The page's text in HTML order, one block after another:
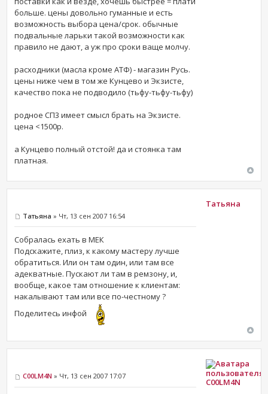
больше. цены довольно гуманные и есть
возможность выбора цена/срок. обычные
подвальные ларьки такой возможности как
правило не дают, а уж про сроки ваще молчу.
расходники (масла кроме АТФ) - магазин Русь.
цены ниже чем в том же Кунцево и Экзисте,
качество пока не подводило (тьфу-тьфу-тьфу)
родное СП3 имеет смысл брать на Экзисте.
цена <1500р.
а Кунцево полный отстой! да и стоянка там
платная.
Татьяна » Чт, 13 сен 2007 16:54
Собралась ехать в МЕК
Подскажите, плиз, к какому мастеру лучше
обратиться. Или он там один, или там все
адекватные. Пускают ли там в ремзону, и,
вообще, какое там отношение к клиентам:
накалывают там или все по-честному ?
Поделитесь инфой
Татьяна
C00LM4N » Чт, 13 сен 2007 17:07
C00LM4N